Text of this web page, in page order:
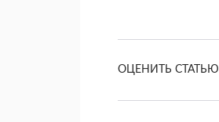
ОЦЕНИТЬ СТАТЬЮ